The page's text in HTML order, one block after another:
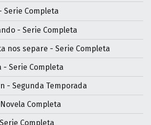
Serie Completa
- Serie Completa
nos separe - Serie Completa
- Serie Completa
- Segunda Temporada
Completa
Completa